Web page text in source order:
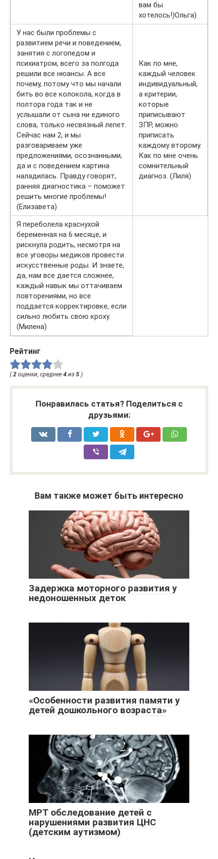
вам бы
хотелось!)Ольга)
У нас были проблемы с
развитием речи и поведением,
занятия с логопедом и
психиатром, всего за полгода
решили все нюансы. А все
почему, потому что мы начали
бить во все колокола, когда в
полтора года так и не
услышали от сына ни единого
слова, только несвязный лепет.
Сейчас нам 2, и мы
разговариваем уже
предложениями, осознанными,
да и с поведением картина
наладилась. Правду говорят,
ранняя диагностика – поможет
решить многие проблемы!
(Елизавета)
Как по мне,
каждый человек
индивидуальный,
а критерии,
которые
приписывают
ЗПР, можно
приписать
каждому второму.
Как по мне очень
сомнительный
диагноз. (Лиля)
Я переболела краснухой
беременная на 6 месяце, и
рискнула родить, несмотря на
все уговоры медиков провести
искусственные роды. И знаете,
да, нам все дается сложнее,
каждый навык мы оттачиваем
повторениями, но все
поддается корректировке, если
сильно любить свою кроху.
(Милена)
Рейтинг
( 2 оценки, среднее 4 из 5 )
Понравилась статья? Поделиться с
друзьями:
Вам также может быть интересно
Задержка моторного развития у
недоношенных деток
«Особенности развития памяти у
детей дошкольного возраста»
MPT обследование детей с
нарушениями развития ЦНС
(детским аутизмом)